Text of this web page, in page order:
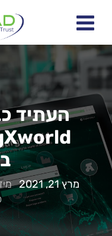
העתיד
מרץ 21, 2021 |